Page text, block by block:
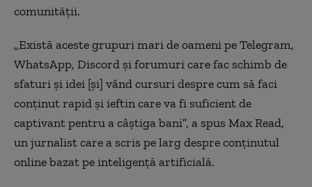
comunității.
„Există aceste grupuri mari de oameni pe Telegram,
WhatsApp, Discord și forumuri care fac schimb de
sfaturi și idei [și] vând cursuri despre cum să faci
conținut rapid și ieftin care va fi suficient de
captivant pentru a câștiga bani”, a spus Max Read,
un jurnalist care a scris pe larg despre conținutul
online bazat pe inteligență artificială.